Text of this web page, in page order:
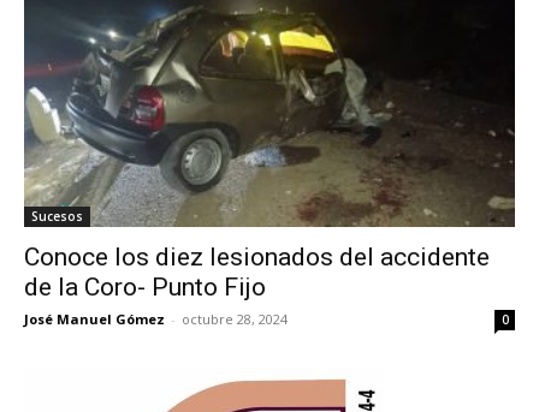
Sucesos
Conoce los diez lesionados del accidente
de la Coro- Punto Fijo
José Manuel Gómez - octubre 28, 2024 0